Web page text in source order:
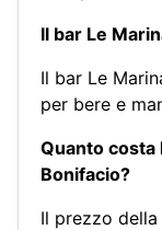
Il bar Le
Il bar Le
per bere e
Quanto costa
Bonifacio?
Il prezzo